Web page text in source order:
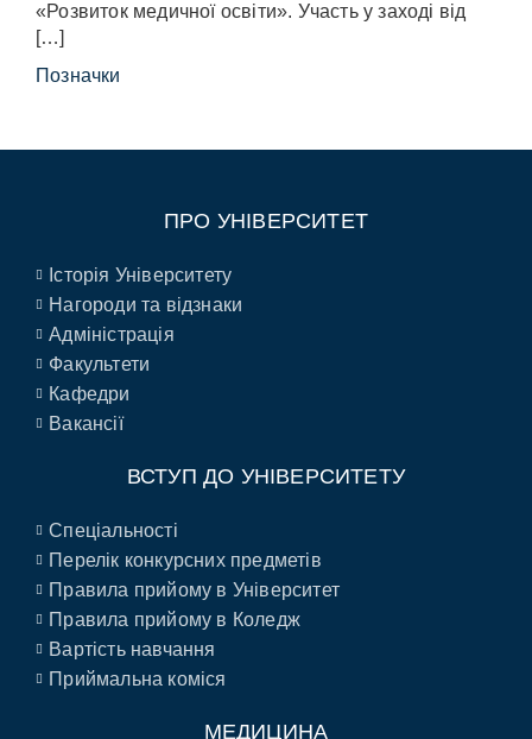
«Розвиток медичної освіти». Участь у заході від
[…]
Позначки
ПРО УНІВЕРСИТЕТ
Історія Університету
Нагороди та відзнаки
Адміністрація
Факультети
Кафедри
Вакансії
ВСТУП ДО УНІВЕРСИТЕТУ
Спеціальності
Перелік конкурсних предметів
Правила прийому в Університет
Правила прийому в Коледж
Вартість навчання
Приймальна коміся
МЕДИЦИНА